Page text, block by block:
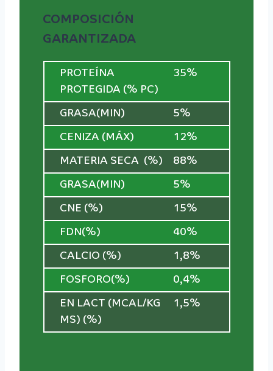
COMPOSICIÓN
GARANTIZADA
PROTEÍNA
PROTEGIDA (% PC)
35%
GRASA(MIN) 5%
CENIZA (MÁX) 12%
MATERIA SECA (%) 88%
GRASA(MIN) 5%
CNE (%) 15%
FDN(%) 40%
CALCIO (%) 1,8%
FOSFORO(%) 0,4%
EN LACT (MCAL/KG
MS) (%)
1,5%